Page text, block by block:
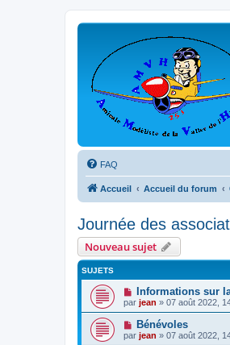
FAQ
Accueil Accueil du forum
Journée des
Nouveau sujet
SUJETS
Informations sur
par jean » 07 août 2022,
Bénévoles
par jean » 07 août 2022,